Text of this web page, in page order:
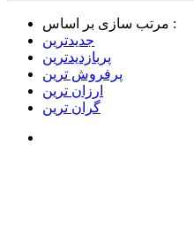
مرتب سازی بر اساس :
جدیدترین
پربازدیدترین
پرفروش ترین
ارزان ترین
گران ترین